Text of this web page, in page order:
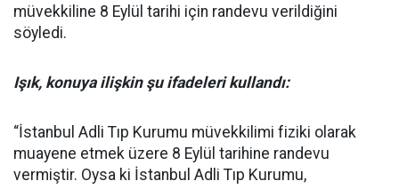
müvekkiline 8 Eylül tarihi için randevu verildiğini
söyledi.
Işık, konuya ilişkin şu ifadeleri kullandı:
“İstanbul Adli Tıp Kurumu müvekkilimi fiziki olarak
muayene etmek üzere 8 Eylül tarihine randevu
vermiştir. Oysa ki İstanbul Adli Tıp Kurumu,